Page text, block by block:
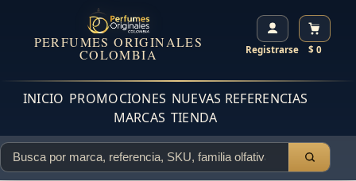
PERFUMES ORIGINALES
COLOMBIA Registrarse $ 0
INICIO PROMOCIONES NUEVAS REFERENCIAS
MARCAS TIENDA